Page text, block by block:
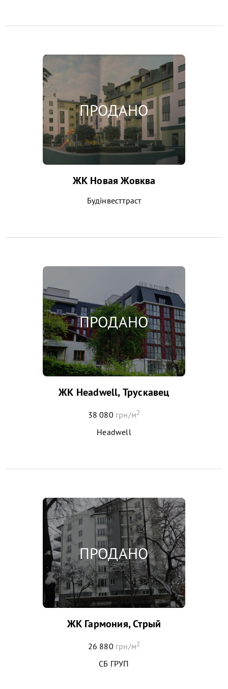
ЖК Новая Жовква
Будінвесттраст
ЖК Headwell, Трускавец
38 080 грн/м2
Headwell
ЖК Гармония, Стрый
26 880 грн/м2
СБ ГРУП